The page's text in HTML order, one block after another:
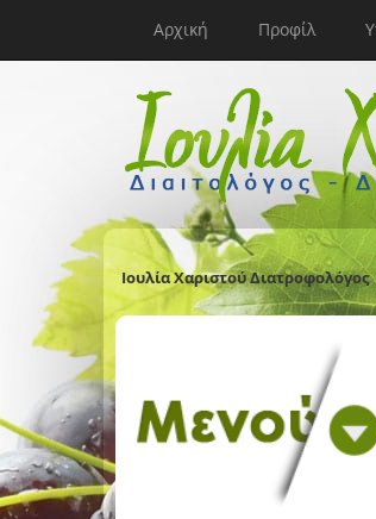
Αρχική Προφίλ
Ιουλία Χαριστού Διατροφολόγος